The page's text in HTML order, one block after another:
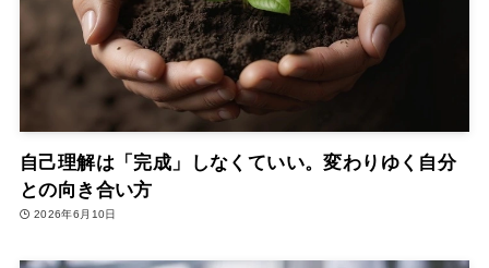
自己理解は「完成」しなくていい。変わりゆく自分
との向き合い方
2026年6月10日